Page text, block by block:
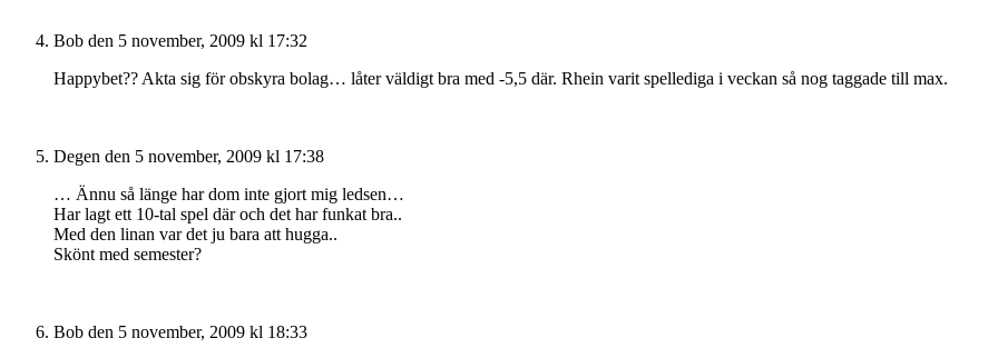
Bob den 5 november, 2009 kl 17:32
Happybet?? Akta sig för obskyra bolag… låter väldigt bra med -5,5 där. Rhein varit spellediga i veckan så nog taggade till max.
Degen den 5 november, 2009 kl 17:38
… Ännu så länge har dom inte gjort mig ledsen…
Har lagt ett 10-tal spel där och det har funkat bra..
Med den linan var det ju bara att hugga..
Skönt med semester?
Bob den 5 november, 2009 kl 18:33